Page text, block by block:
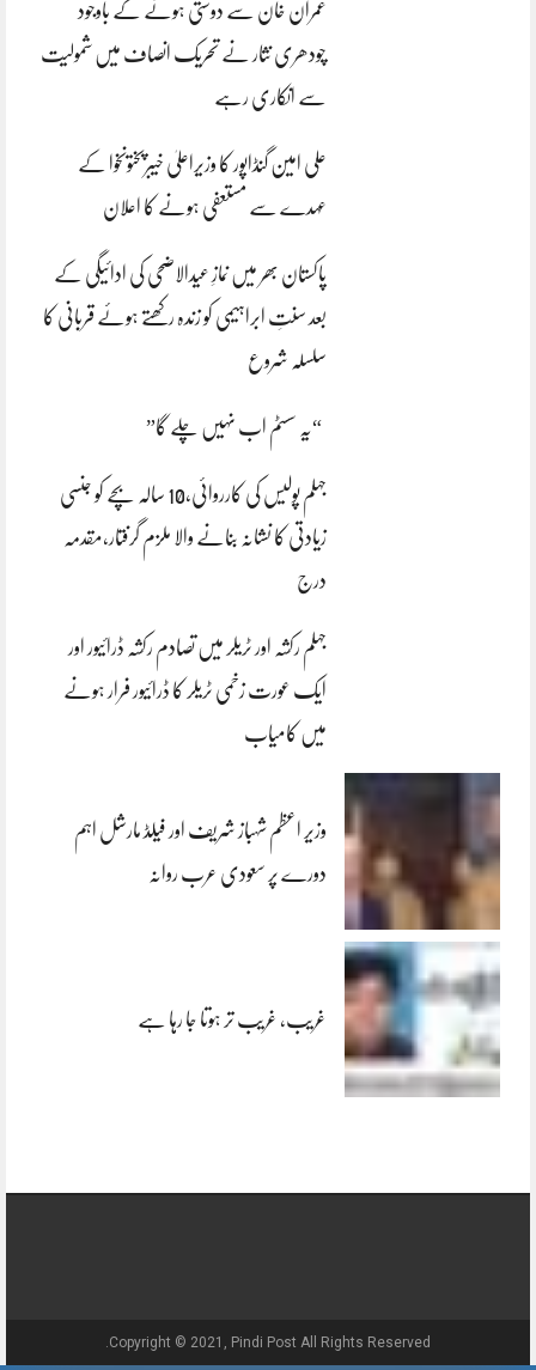
عمران خان سے دوستی ہونے کے باوجود
چودھری نثار نے تحریک انصاف میں شمولیت
سے انکاری رہے
علی امین گنڈاپور کا وزیراعلیٰ خیبرپختونخوا کے
عہدے سے مستعفی ہونے کا اعلان
پاکستان بھر میں نمازِ عیدالاضحی کی ادائیگی کے
بعد سنتِ ابراہیمی کو زندہ رکھتے ہوئے قربانی کا
سلسلہ شروع
“یہ سسٹم اب نہیں چلے گا”
جہلم پولیس کی کارروائی،10 سالہ بچے کو جنسی
زیادتی کا نشانہ بنانے والا ملزم گرفتار،مقدمہ
درج
جہلم رکشہ اور ٹریلر میں تصادم رکشہ ڈرائیور اور
ایک عورت زخمی ٹریلر کا ڈرائیور فرار ہونے
میں کامیاب
وزیر اعظم شہباز شریف اور فیلڈ مارشل اہم
دورے پر سعودی عرب روانہ
غریب، غریب تر ہوتا جا رہا ہے
Copyright © 2021, Pindi Post All Rights Reserved.